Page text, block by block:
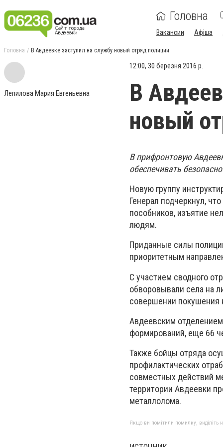
Головна
Вакансии Афіша
Головна В Авдеевке заступил на службу новый отряд полиции
Лепилова Мария Евгеньевна
12:00, 30 березня 2016 р.
В
новый
В прифронтовую
обеспечивать
Новую группу
Генерал подчеркнул,
пособников, изъятие
людям.
Приданные силы
приоритетным
С участием сводного
обворовывали села на
совершении покушения
Авдеевским
формирований, еще 66
Также бойцы отряда
профилактических
совместных действий
территории Авдеевки
металлолома.
Якщо ви помітили помилку, виділіть